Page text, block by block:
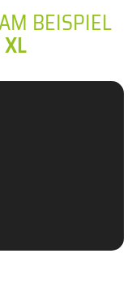
BEISPIEL